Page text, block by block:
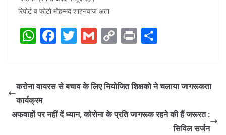
रिपोर्ट व फोटो मोहम्मद शाहनवाज अता
W
s
A
p
F
e
o
T
er
G
l
C
y
n
Pr
e
करोना वायरस से बचाव के लिए नियोजित शिक्षको ने चलाया जागरूकता
कार्यक्रम
अफवाहों पर नहीं दें ध्यान, कोरोना के प्रति जागरूक रहने की हैं जरूरत :
सिविल सर्जन